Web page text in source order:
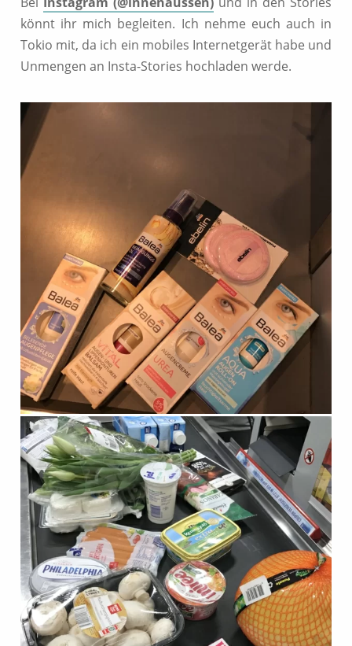
könnt ihr mich begleiten. Ich nehme euch auch in
Tokio mit, da ich ein mobiles Internetgerät habe und
Unmengen an Insta-Stories hochladen werde.